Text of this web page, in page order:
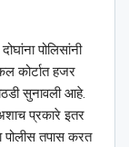
पोलिसांनी
कोर्टात हजर
सुनावली आहे.
प्रकारे इतर
पोलीस तपास करत